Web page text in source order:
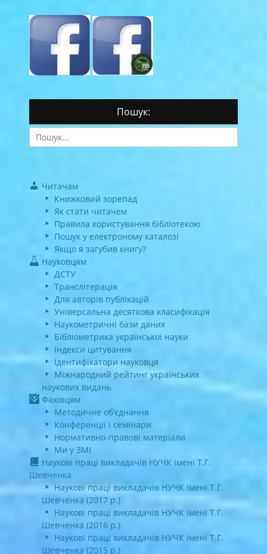
Пошук:
Search
for:
Читачам
Книжковий зорепад
Як стати читачем
Правила користування бібліотекою
Пошук у електроному каталозі
Якщо я загубив книгу?
Науковцям
ДСТУ
Транслітерація
Для авторів публікацій
Універсальна десяткова класифікація
Наукометричні бази даних
Бібліометрика української науки
Індекси цитування
Ідентифікатори науковця
Міжнародний рейтинг українських
наукових видань
Фахівцям
Методичне об’єднання
Конференції і семінари
Нормативно-правові матеріали
Ми у ЗМІ
Наукові праці викладачів НУЧК імені Т.Г.
Шевченка
Наукові праці викладачів НУЧК імені Т.Г.
Шевченка (2017 р.)
Наукові праці викладачів НУЧК імені Т.Г.
Шевченка (2016 р.)
Наукові праці викладачів НУЧК імені Т.Г.
Шевченка (2015 р.)